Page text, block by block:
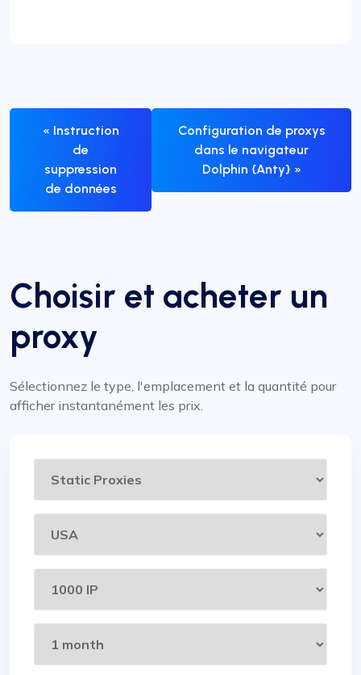
« Instruction
de
suppression
de données
Configuration de proxys
dans le navigateur
Dolphin {Anty} »
Choisir et acheter un
proxy
Sélectionnez le type, l'emplacement et la quantité pour
afficher instantanément les prix.